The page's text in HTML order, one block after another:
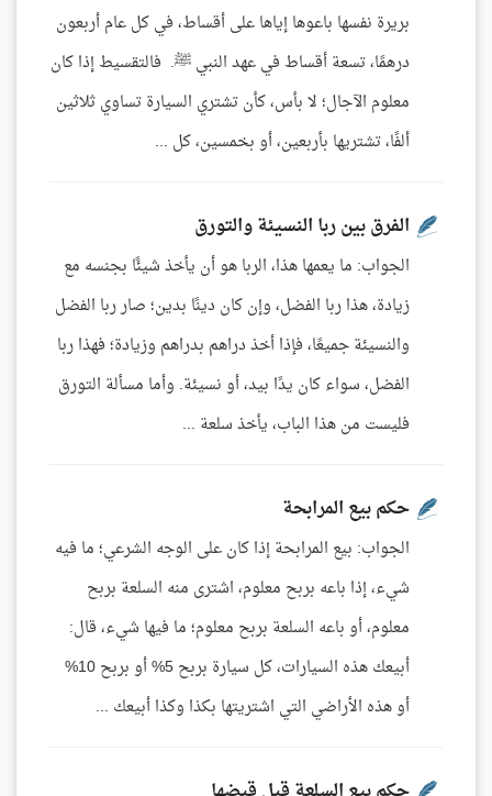
بريرة نفسها باعوها إياها على أقساط، في كل عام أربعون
درهمًا، تسعة أقساط في عهد النبي ﷺ. فالتقسيط إذا كان
معلوم الآجال؛ لا بأس، كأن تشتري السيارة تساوي ثلاثين
ألفًا، تشتريها بأربعين، أو بخمسين، كل ...
الفرق بين ربا النسيئة والتورق
الجواب: ما يعمها هذا، الربا هو أن يأخذ شيئًا بجنسه مع
زيادة، هذا ربا الفضل، وإن كان دينًا بدين؛ صار ربا الفضل
والنسيئة جميعًا، فإذا أخذ دراهم بدراهم وزيادة؛ فهذا ربا
الفضل، سواء كان يدًا بيد، أو نسيئة. وأما مسألة التورق
فليست من هذا الباب، يأخذ سلعة ...
حكم بيع المرابحة
الجواب: بيع المرابحة إذا كان على الوجه الشرعي؛ ما فيه
شيء، إذا باعه بربح معلوم، اشترى منه السلعة بربح
معلوم، أو باعه السلعة بربح معلوم؛ ما فيها شيء، قال:
أبيعك هذه السيارات، كل سيارة بربح 5% أو بربح 10%
أو هذه الأراضي التي اشتريتها بكذا وكذا أبيعك ...